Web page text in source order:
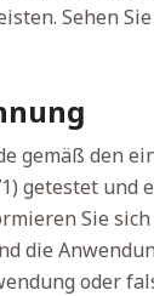
Sehen
gemäß den
getestet
Sie
die
oder